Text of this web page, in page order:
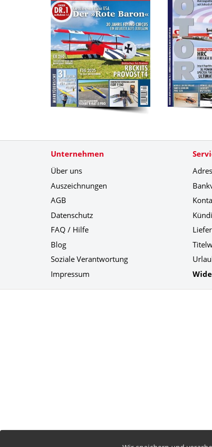
Unternehmen
Über uns
Auszeichnungen
AGB
Datenschutz
FAQ / Hilfe
Blog
Soziale Verantwortung
Impressum